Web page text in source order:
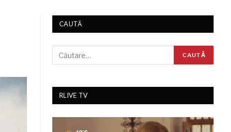
CAUTĂ
RLIVE TV